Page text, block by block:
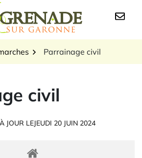
Logo Grenade sur
Parrainage civil
civil
JOUR LEJEUDI 20 JUIN 2024